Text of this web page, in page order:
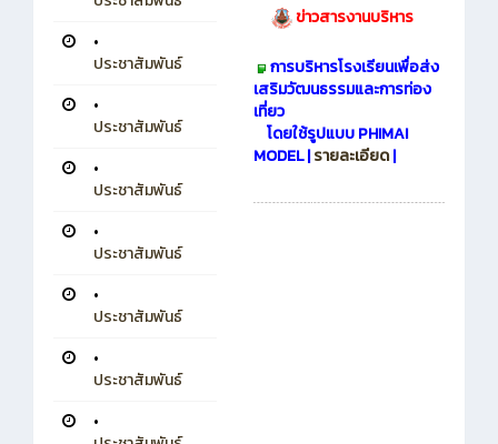
•
ประชาสัมพันธ์
•
ประชาสัมพันธ์
•
ประชาสัมพันธ์
•
ประชาสัมพันธ์
•
ประชาสัมพันธ์
•
ประชาสัมพันธ์
•
ข่าวสารงานบริหาร
การบริหารโรงเรียนเพื่อส่ง
เสริมวัฒนธรรมและการท่อง
เที่ยว
โดยใช้รูปแบบ PHIMAI
MODEL |รายละเอียด|